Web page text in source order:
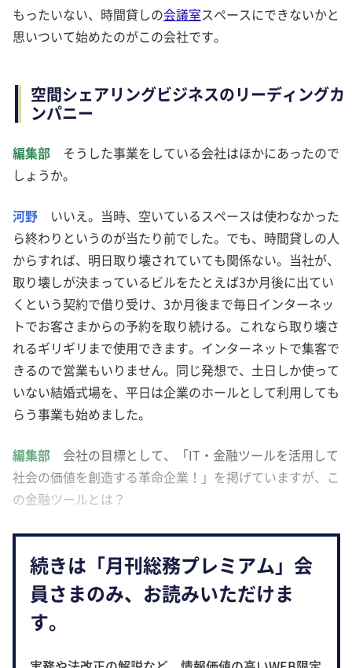
もったいない、時間貸しの会議室スペースにできないかと
思いついて始めたのがこの会社です。
空間シェアリングビジネスのリーディングカ
ンパニー
編集部 そうした事業をしている会社はほかにあったので
しょうか。
河野 いいえ。当時、空いているスペースは使わなかった
ら終わりというのが当たり前でした。でも、時間貸しの人
からすれば、明日取り壊されていても関係ない。当社が、
取り壊しが決まっているビルをたとえば3か月後に出てい
くという契約で借り受け、3か月後まで毎日インターネッ
トでお客さまからの予約を取り続ける。これなら取り壊さ
れるギリギリまで使用できます。インターネットで集客で
きるので営業もいりません。同じ発想で、土日しか使って
いない結婚式場を、平日は企業のホールとして利用しても
らう事業も始めました。
編集部 会社の目標として、「IT・金融ツールを活用して
社会の価値を創造する革命企業！」を掲げていますが、こ
の金融ツールとは？
続きは「月刊総務プレミアム」会
員さまのみ、お読みいただけま
す。